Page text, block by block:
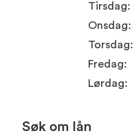
Tirsdag:
Onsdag:
Torsdag:
Fredag:
Lørdag:
Søk om lån